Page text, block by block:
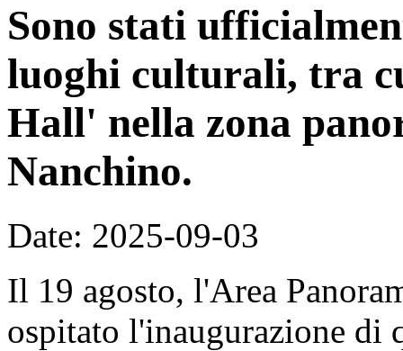
Sono stati
luoghi culturali, tra
Hall' nella zona
Nanchino.
Date: 2025-09-03
Il 19 agosto, l'Area
ospitato l'inaugurazione di